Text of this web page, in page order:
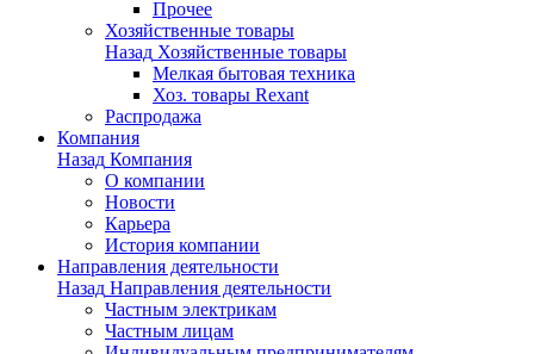
Прочее
Хозяйственные товары
Назад Хозяйственные товары
Мелкая бытовая техника
Хоз. товары Rexant
Распродажа
Компания
Назад Компания
О компании
Новости
Карьера
История компании
Направления деятельности
Назад Направления деятельности
Частным электрикам
Частным лицам